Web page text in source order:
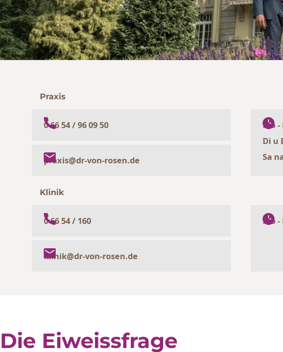
Praxis
0 66 54 / 96 09 50
praxis@dr-von-rosen.de
Mo -
Di u
Sa
Klinik
0 66 54 / 160
klinik@dr-von-rosen.de
Mo -
Die Eiweissfrage